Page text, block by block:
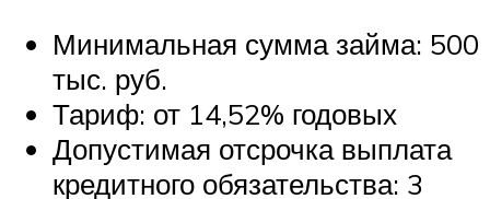
Минимальная сумма займа: 500
тыс. руб.
Тариф: от 14,52% годовых
Допустимая отсрочка выплата
кредитного обязательства: 3